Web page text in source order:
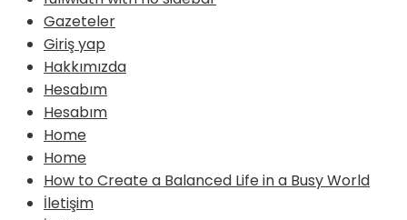
Gazeteler
Giriş yap
Hakkımızda
Hesabım
Hesabım
Home
Home
How to Create a Balanced Life in a Busy World
İletişim